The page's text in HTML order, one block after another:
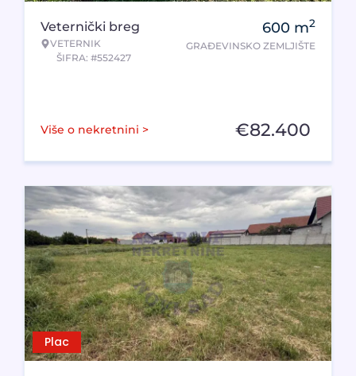
Veternički breg
VETERNIK
ŠIFRA: #552427
600 m2
GRAĐEVINSKO ZEMLJIŠTE
Više o nekretnini > €82.400
Plac